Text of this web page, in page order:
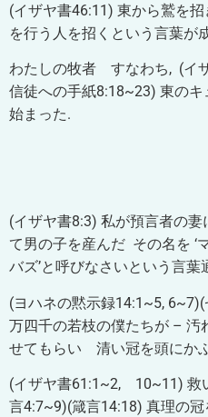
(イザヤ書46:11) 東から鷲を
を行う人を招くという言葉が
わたしの牧者 すなわち, (イ
信徒への手紙8:18~23) 東の
始まった.
(イザヤ書8:3) 私が預言者の
て男の子を産んだ その名を ‘
バズ’と呼びなさいという言葉
(ヨハネの黙示録14:1~5,
万四千の若枝の僕たちが – 汚
せて もらい 清い冠を頭にか
(イザヤ書61:1~2, 10~11)
言4:7~9)(箴言14:18) 真理の冠